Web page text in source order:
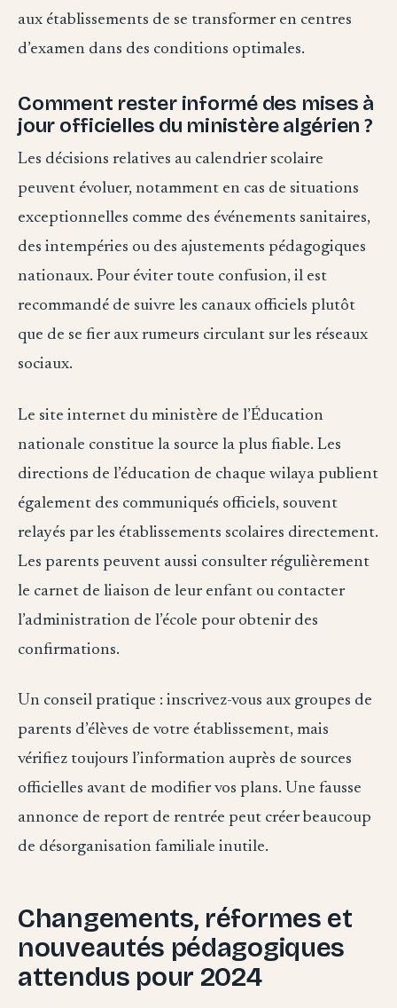
aux établissements de se transformer en centres
d’examen dans des conditions optimales.
Comment rester informé des mises à
jour officielles du ministère algérien ?
Les décisions relatives au calendrier scolaire
peuvent évoluer, notamment en cas de situations
exceptionnelles comme des événements sanitaires,
des intempéries ou des ajustements pédagogiques
nationaux. Pour éviter toute confusion, il est
recommandé de suivre les canaux officiels plutôt
que de se fier aux rumeurs circulant sur les réseaux
sociaux.
Le site internet du ministère de l’Éducation
nationale constitue la source la plus fiable. Les
directions de l’éducation de chaque wilaya publient
également des communiqués officiels, souvent
relayés par les établissements scolaires directement.
Les parents peuvent aussi consulter régulièrement
le carnet de liaison de leur enfant ou contacter
l’administration de l’école pour obtenir des
confirmations.
Un conseil pratique : inscrivez-vous aux groupes de
parents d’élèves de votre établissement, mais
vérifiez toujours l’information auprès de sources
officielles avant de modifier vos plans. Une fausse
annonce de report de rentrée peut créer beaucoup
de désorganisation familiale inutile.
Changements, réformes et
nouveautés pédagogiques
attendus pour 2024